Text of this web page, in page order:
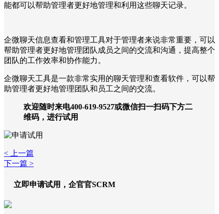
能都可以帮助管理者更好地管理和利用这些聊天记录。
企微聊天信息查看和管理工具对于管理者来说非常重要，可以
帮助管理者更好地管理团队成员之间的交流和沟通，提高整个
团队的工作效率和协作能力。
企微聊天工具是一款非常实用的聊天管理和查看软件，可以帮
助管理者更好地管理团队和员工之间的交流。
欢迎随时来电400-619-9527或微信扫一扫码下方二
维码，进行试用
< 上一篇
下一篇 >
立即申请试用，企官官SCRM